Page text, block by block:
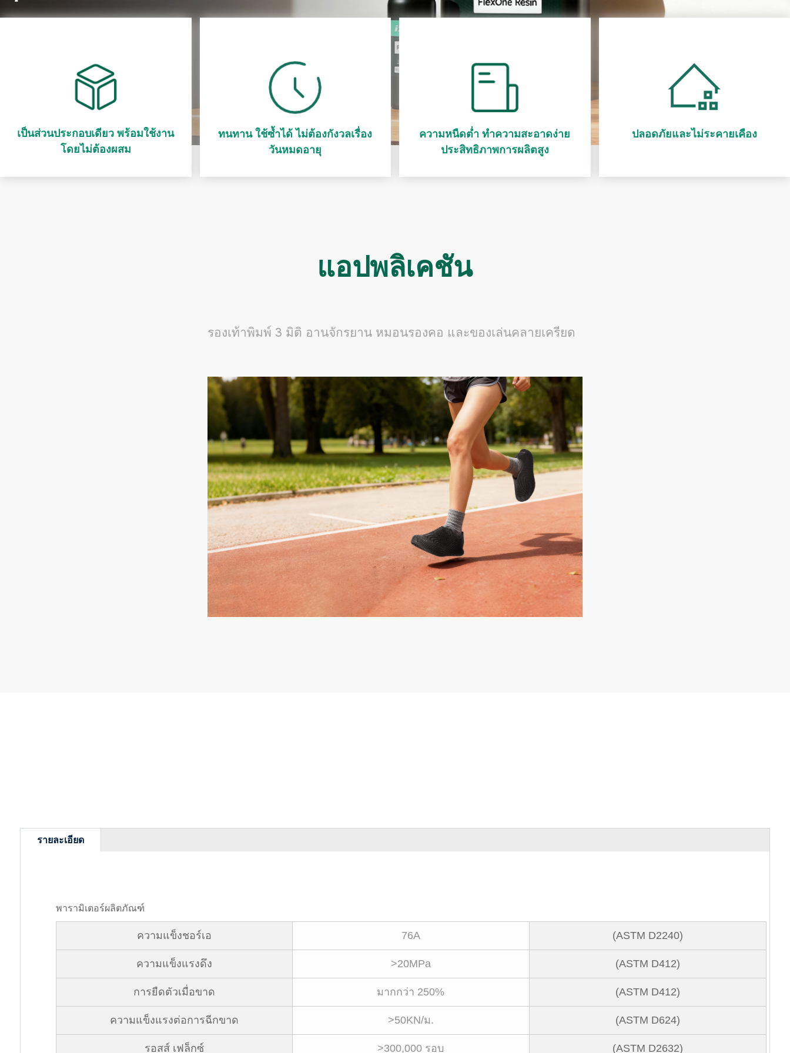
เป็นส่วนประกอบเดียว พร้อมใช้งาน
โดยไม่ต้องผสม
ทนทาน ใช้ซ้ำได้ ไม่ต้องกังวลเรื่อง
วันหมดอายุ
ความหนืดต่ำ ทำความสะอาดง่าย
ประสิทธิภาพการผลิตสูง
ปลอดภัยและไม่ระคายเคือง
แอปพลิเคชัน
รองเท้าพิมพ์ 3 มิติ อานจักรยาน หมอนรองคอ และของเล่นคลายเครียด
รายละเอียด
พารามิเตอร์ผลิตภัณฑ์
ความแข็งชอร์เอ 76A (ASTM D2240)
ความแข็งแรงดึง >20MPa (ASTM D412)
การยืดตัวเมื่อขาด มากกว่า 250% (ASTM D412)
ความแข็งแรงต่อการฉีกขาด >50KN/ม. (ASTM D624)
รอสส์ เฟล็กซ์ >300,000 รอบ (ASTM D2632)